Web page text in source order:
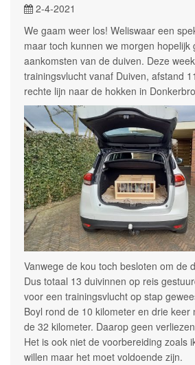
2-4-2021
We gaam weer los! Weliswaar een
maar toch kunnen we morgen hopelijk
aankomsten van de duiven. Deze
trainingsvlucht vanaf Duiven, afstand
rechte lijn naar de hokken in
Vanwege de kou toch besloten om de
Dus totaal 13 duivinnen op reis
voor een trainingsvlucht op stap
Boyl rond de 10 kilometer en drie keer
de 32 kilometer. Daarop geen
Het is ook niet de voorbereiding zoals
willen maar het moet voldoende zijn.